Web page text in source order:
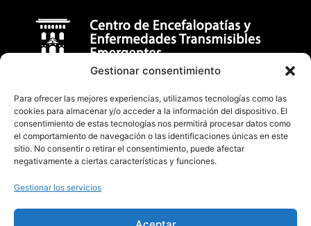
Gestionar consentimiento
Para ofrecer las mejores experiencias, utilizamos tecnologías como las
cookies para almacenar y/o acceder a la información del dispositivo. El
consentimiento de estas tecnologías nos permitirá procesar datos como
el comportamiento de navegación o las identificaciones únicas en este
sitio. No consentir o retirar el consentimiento, puede afectar
negativamente a ciertas características y funciones.
Gestionar los servicios
Centro de Encefalopatías y Enfermedades Transmisibles
Emergentes
Facultad de Veterinaria (Universidad de Zaragoza)
C/ Miguel Servet, 177 50013, Zaragoza (España)
badiola@unizar.es